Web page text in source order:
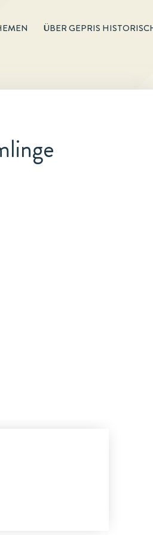
ÜBER GEPRIS